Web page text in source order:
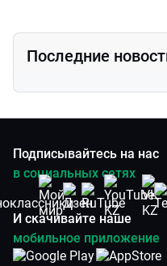
Последние
Подписывайтесь на нас
в социальных сетях
И скачивайте наше
мобильное приложение